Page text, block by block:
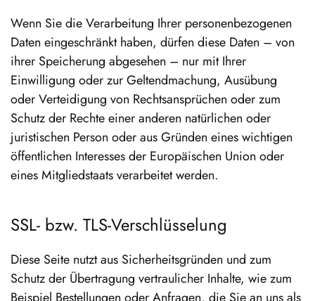
Wenn Sie die Verarbeitung Ihrer personenbezogenen
Daten eingeschränkt haben, dürfen diese Daten – von
ihrer Speicherung abgesehen – nur mit Ihrer
Einwilligung oder zur Geltendmachung, Ausübung
oder Verteidigung von Rechtsansprüchen oder zum
Schutz der Rechte einer anderen natürlichen oder
juristischen Person oder aus Gründen eines wichtigen
öffentlichen Interesses der Europäischen Union oder
eines Mitgliedstaats verarbeitet werden.
SSL- bzw. TLS-Verschlüsselung
Diese Seite nutzt aus Sicherheitsgründen und zum
Schutz der Übertragung vertraulicher Inhalte, wie zum
Beispiel Bestellungen oder Anfragen, die Sie an uns als